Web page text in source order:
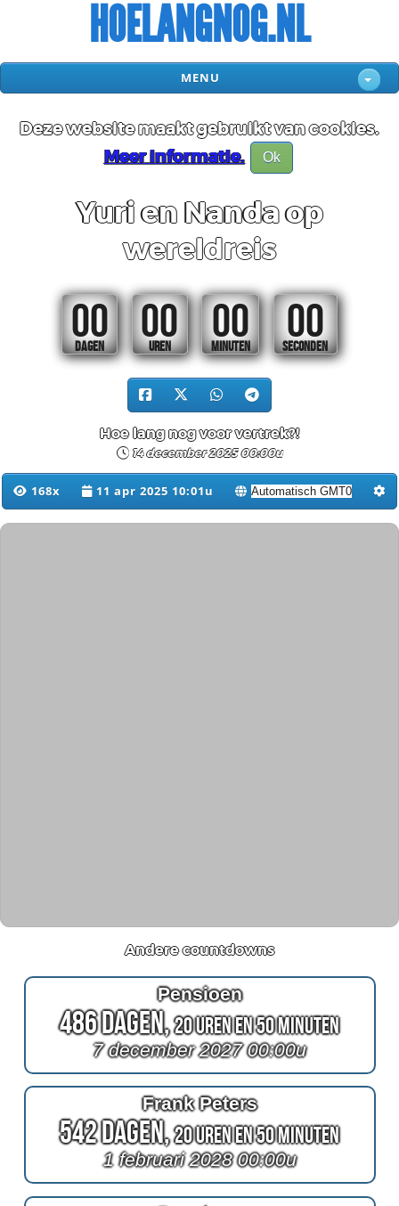
HOELANGNOG.NL
MENU
Deze website maakt gebruikt van cookies.
Meer informatie.
Ok
Yuri en Nanda op
wereldreis
00
DAGEN
00
UREN
00
MINUTEN
00
SECONDEN
Hoe lang nog voor vertrek?!
14 december 2025 00:00u
168x 11 apr 2025 10:01u
Andere countdowns
Pensioen
486 Dagen,20 Uren en 50 Minuten
7 december 2027 00:00u
Frank Peters
542 Dagen,20 Uren en 50 Minuten
1 februari 2028 00:00u